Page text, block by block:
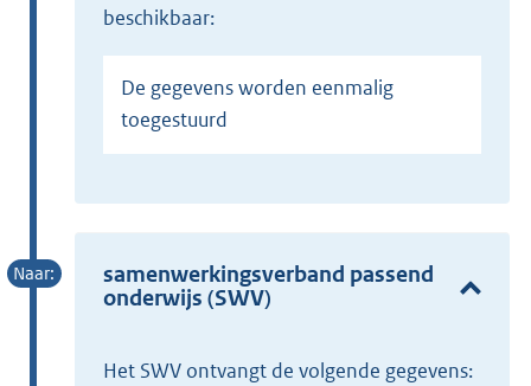
beschikbaar:
De gegevens worden eenmalig
toegestuurd
samenwerkingsverband passend
onderwijs (SWV)
Het SWV ontvangt de volgende gegevens: